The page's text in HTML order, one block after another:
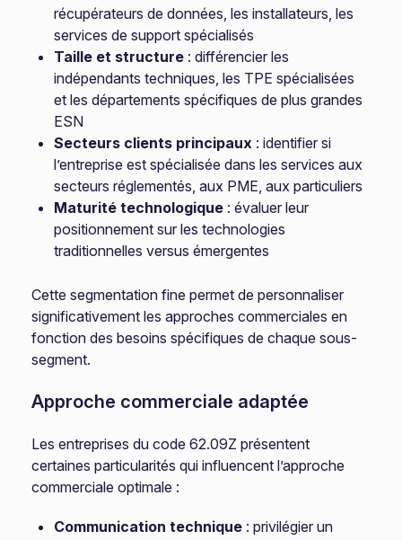
récupérateurs de données, les installateurs, les
services de support spécialisés
Taille et structure : différencier les
indépendants techniques, les TPE spécialisées
et les départements spécifiques de plus grandes
ESN
Secteurs clients principaux : identifier si
l’entreprise est spécialisée dans les services aux
secteurs réglementés, aux PME, aux particuliers
Maturité technologique : évaluer leur
positionnement sur les technologies
traditionnelles versus émergentes
Cette segmentation fine permet de personnaliser
significativement les approches commerciales en
fonction des besoins spécifiques de chaque sous-
segment.
Approche commerciale adaptée
Les entreprises du code 62.09Z présentent
certaines particularités qui influencent l’approche
commerciale optimale :
Communication technique : privilégier un